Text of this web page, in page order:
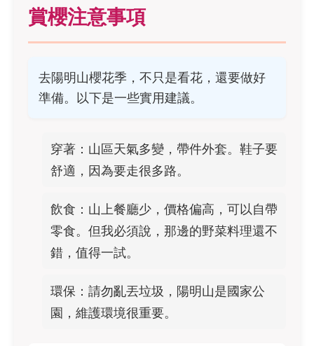
賞櫻注意事項
去陽明山櫻花季，不只是看花，還要做好
準備。以下是一些實用建議。
穿著：山區天氣多變，帶件外套。鞋子要
舒適，因為要走很多路。
飲食：山上餐廳少，價格偏高，可以自帶
零食。但我必須說，那邊的野菜料理還不
錯，值得一試。
環保：請勿亂丟垃圾，陽明山是國家公
園，維護環境很重要。